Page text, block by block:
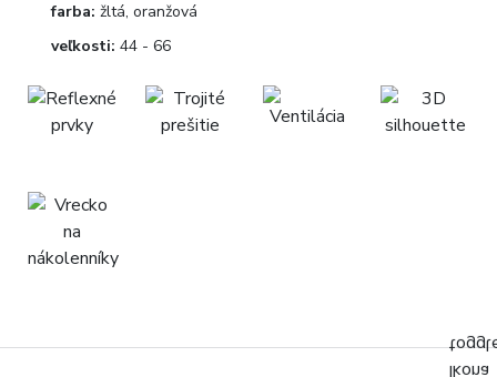
farba: žltá, oranžová
veľkosti: 44 - 66